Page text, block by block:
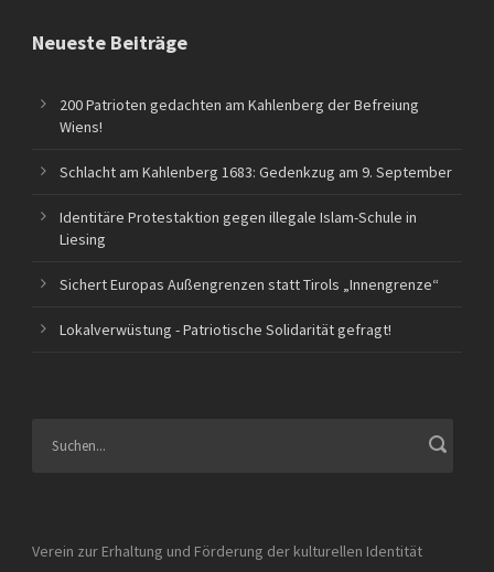
Neueste Beiträge
200 Patrioten gedachten am Kahlenberg der Befreiung
Wiens!
Schlacht am Kahlenberg 1683: Gedenkzug am 9. September
Identitäre Protestaktion gegen illegale Islam-Schule in
Liesing
Sichert Europas Außengrenzen statt Tirols „Innengrenze“
Lokalverwüstung - Patriotische Solidarität gefragt!
Verein zur Erhaltung und Förderung der kulturellen Identität